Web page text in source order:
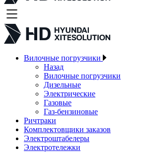
Вилочные погрузчики
Назад
Вилочные погрузчики
Дизельные
Электрические
Газовые
Газ-бензиновые
Ричтраки
Комплектовщики заказов
Электроштабелеры
Электротележки